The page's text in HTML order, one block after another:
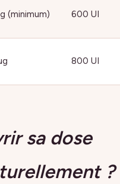
(minimum) 600 UI
800 UI
sa dose
?